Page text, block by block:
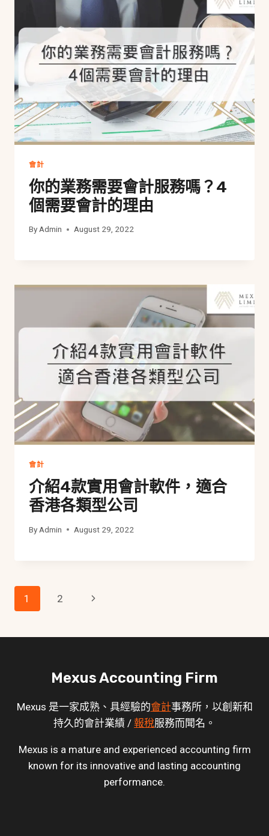
會計
你的業務需要會計服務嗎？4
個需要會計的理由
ByAdmin August 29, 2022
會計
介紹4款實用會計軟件，適合
香港各類型公司
By Admin August 29, 2022
Page
1 2
Next
Mexus Accounting Firm
Mexus 是一家成熟、具經驗的會計事務所，以創新和
持久的會計業績 / 報稅服務而聞名。
Mexus is a mature and experienced accounting firm
known for its innovative and lasting accounting
performance.